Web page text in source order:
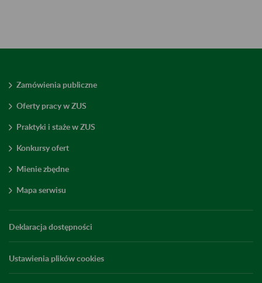
Zamówienia publiczne
Oferty pracy w ZUS
Praktyki i staże w ZUS
Konkursy ofert
Mienie zbędne
Mapa serwisu
Deklaracja dostępności
Ustawienia plików cookies